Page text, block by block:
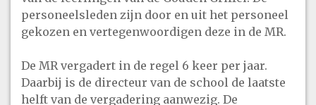
personeelsleden zijn door en uit het personeel
gekozen en vertegenwoordigen deze in de MR.
De MR vergadert in de regel 6 keer per jaar.
Daarbij is de directeur van de school de laatste
helft van de vergadering aanwezig. De